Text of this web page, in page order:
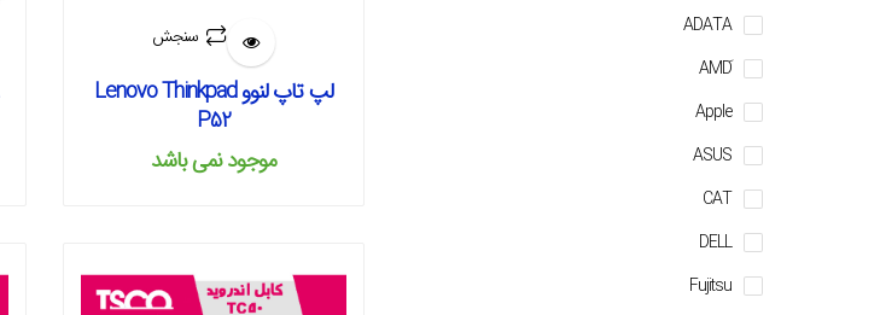
سنجش
لپ تاپ لنوو Lenovo Thinkpad
P52
موجود نمی‌ باشد
ADATA
Apple
ASUS
CAT
DELL
Fujitsu